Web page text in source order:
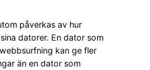
påverkas av hur
datorer. En dator som
kan ge fler
än en dator som